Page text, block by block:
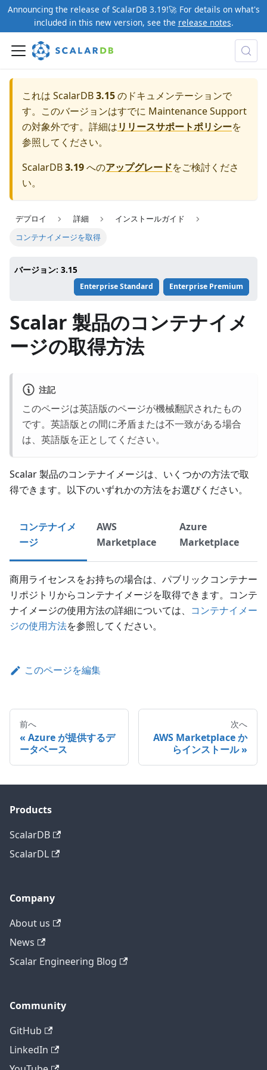
Announcing the release of ScalarDB 3.19!🚀 For details on what's
included in this new version, see the release notes.
これは ScalarDB3.15のドキュメンテーションで
す。このバージョンはすでに Maintenance Support
の対象外です。詳細はリリースサポートポリシーを
参照してください。
ScalarDB3.19へのアップグレードをご検討くださ
い。
デプロイ 詳細
インストールガイド
コンテナイメージを取得
バージョン: 3.15
Enterprise Standard Enterprise Premium
Scalar 製品のコンテナイメ
ージの取得方法
注記
このページは英語版のページが機械翻訳されたもの
です。英語版との間に矛盾または不一致がある場合
は、英語版を正としてください。
Scalar 製品のコンテナイメージは、いくつかの方法で取
得できます。以下のいずれかの方法をお選びください。
コンテナイメ
ージ
AWS
Marketplace
Azure
Marketplace
商用ライセンスをお持ちの場合は、パブリックコンテナー
リポジトリからコンテナイメージを取得できます。コンテ
ナイメージの使用方法の詳細については、 コンテナイメー
ジの使用方法を参照してください。
このページを編集
前へ
Azure が提供するデ
ータベース
次へ
AWS Marketplace か
らインストール
Products
ScalarDB
ScalarDL
Company
About us
News
Scalar Engineering Blog
Community
GitHub
LinkedIn